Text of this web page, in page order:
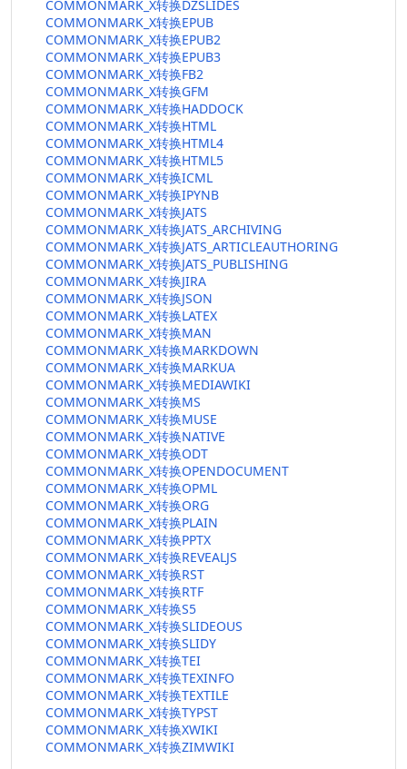
COMMONMARK_X转换DZSLIDES
COMMONMARK_X转换EPUB
COMMONMARK_X转换EPUB2
COMMONMARK_X转换EPUB3
COMMONMARK_X转换FB2
COMMONMARK_X转换GFM
COMMONMARK_X转换HADDOCK
COMMONMARK_X转换HTML
COMMONMARK_X转换HTML4
COMMONMARK_X转换HTML5
COMMONMARK_X转换ICML
COMMONMARK_X转换IPYNB
COMMONMARK_X转换JATS
COMMONMARK_X转换JATS_ARCHIVING
COMMONMARK_X转换JATS_ARTICLEAUTHORING
COMMONMARK_X转换JATS_PUBLISHING
COMMONMARK_X转换JIRA
COMMONMARK_X转换JSON
COMMONMARK_X转换LATEX
COMMONMARK_X转换MAN
COMMONMARK_X转换MARKDOWN
COMMONMARK_X转换MARKUA
COMMONMARK_X转换MEDIAWIKI
COMMONMARK_X转换MS
COMMONMARK_X转换MUSE
COMMONMARK_X转换NATIVE
COMMONMARK_X转换ODT
COMMONMARK_X转换OPENDOCUMENT
COMMONMARK_X转换OPML
COMMONMARK_X转换ORG
COMMONMARK_X转换PLAIN
COMMONMARK_X转换PPTX
COMMONMARK_X转换REVEALJS
COMMONMARK_X转换RST
COMMONMARK_X转换RTF
COMMONMARK_X转换S5
COMMONMARK_X转换SLIDEOUS
COMMONMARK_X转换SLIDY
COMMONMARK_X转换TEI
COMMONMARK_X转换TEXINFO
COMMONMARK_X转换TEXTILE
COMMONMARK_X转换TYPST
COMMONMARK_X转换XWIKI
COMMONMARK_X转换ZIMWIKI